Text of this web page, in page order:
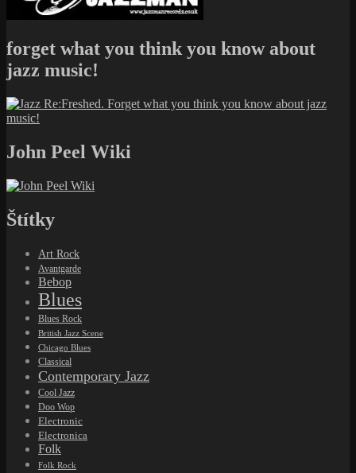
forget what you think you know about
jazz music!
John Peel Wiki
Štítky
Art Rock
Avantgarde
Bebop
Blues
Blues Rock
British Jazz Scene
Chicago Blues
Classical
Contemporary Jazz
Cool Jazz
Doo Wop
Electronic
Electronica
Folk
Folk Rock